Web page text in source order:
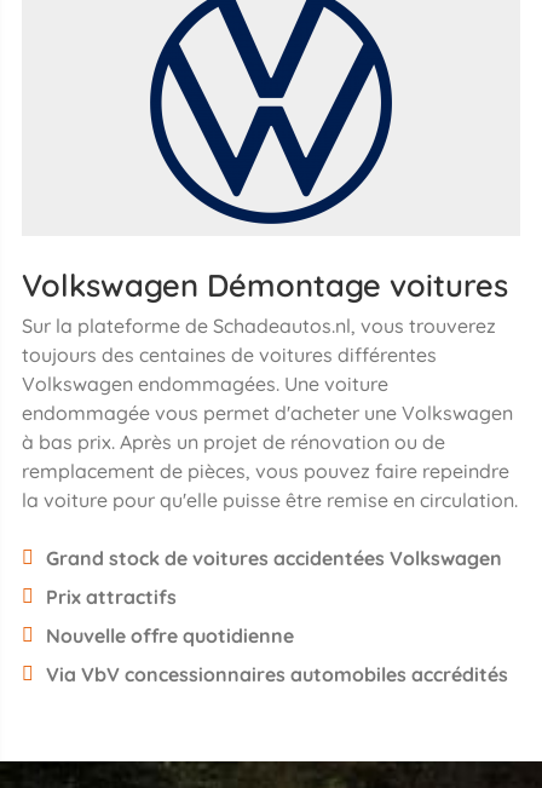
Volkswagen Démontage voitures
Sur la plateforme de Schadeautos.nl, vous trouverez
toujours des centaines de voitures différentes
Volkswagen endommagées. Une voiture
endommagée vous permet d'acheter une Volkswagen
à bas prix. Après un projet de rénovation ou de
remplacement de pièces, vous pouvez faire repeindre
la voiture pour qu'elle puisse être remise en circulation.
Grand stock de voitures accidentées Volkswagen
Prix attractifs
Nouvelle offre quotidienne
Via VbV concessionnaires automobiles accrédités